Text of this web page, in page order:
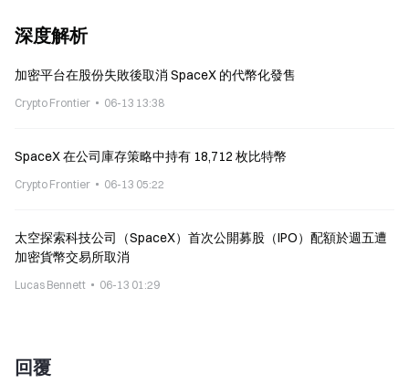
深度解析
加密平台在股份失敗後取消 SpaceX 的代幣化發售
Crypto Frontier 06-13 13:38
SpaceX 在公司庫存策略中持有 18,712 枚比特幣
Crypto Frontier 06-13 05:22
太空探索科技公司（SpaceX）首次公開募股（IPO）配額於週五遭
加密貨幣交易所取消
Lucas Bennett 06-13 01:29
回覆